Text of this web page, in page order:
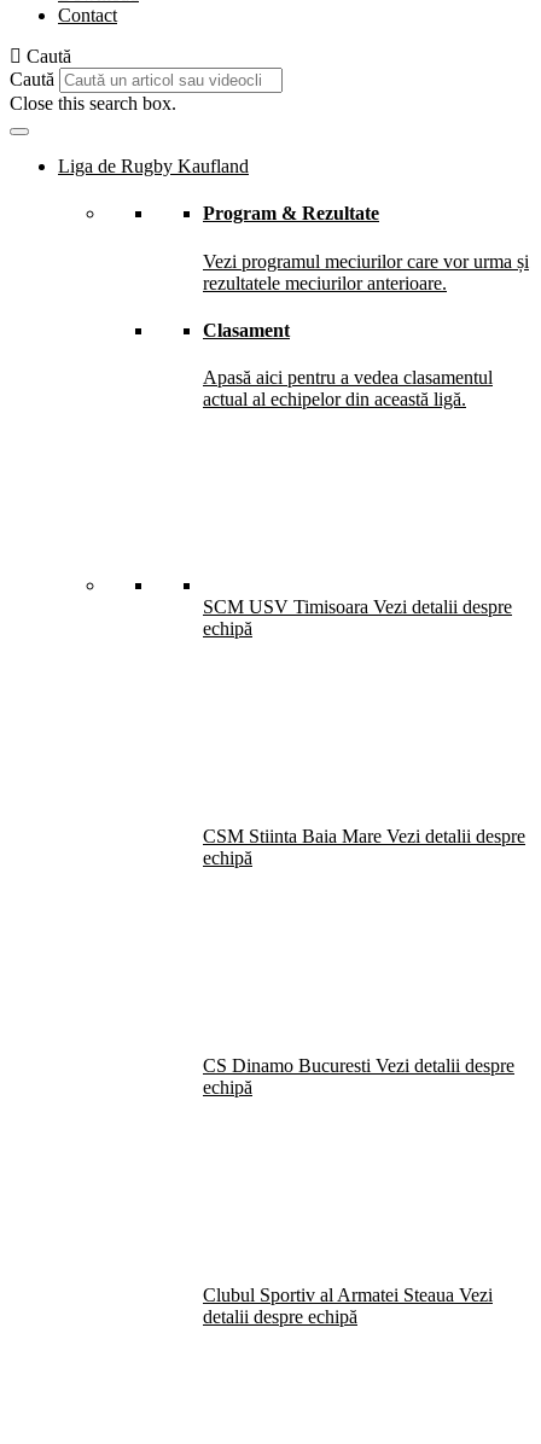
Contact
Caută
Caută
Close this search box.
Liga de Rugby Kaufland
Program & Rezultate
Vezi programul meciurilor care vor urma și
rezultatele meciurilor anterioare.
Clasament
Apasă aici pentru a vedea clasamentul
actual al echipelor din această ligă.
SCM USV Timisoara Vezi detalii despre
echipă
CSM Stiinta Baia Mare Vezi detalii despre
echipă
CS Dinamo Bucuresti Vezi detalii despre
echipă
Clubul Sportiv al Armatei Steaua Vezi
detalii despre echipă